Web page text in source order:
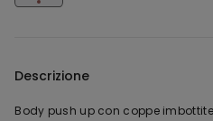
Descrizione
Body push up con coppe